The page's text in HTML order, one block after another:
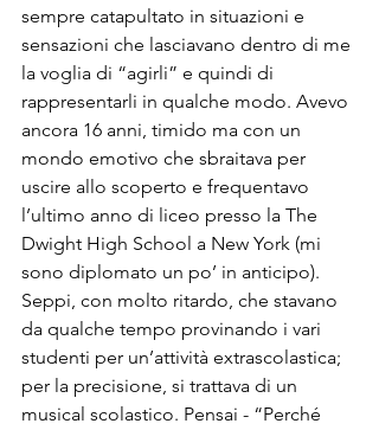
sempre catapultato in situazioni e
sensazioni che lasciavano dentro di me
la voglia di “agirli” e quindi di
rappresentarli in qualche modo. Avevo
ancora 16 anni, timido ma con un
mondo emotivo che sbraitava per
uscire allo scoperto e frequentavo
l’ultimo anno di liceo presso la The
Dwight High School a New York (mi
sono diplomato un po’ in anticipo).
Seppi, con molto ritardo, che stavano
da qualche tempo provinando i vari
studenti per un’attività extrascolastica;
per la precisione, si trattava di un
musical scolastico. Pensai - “Perché